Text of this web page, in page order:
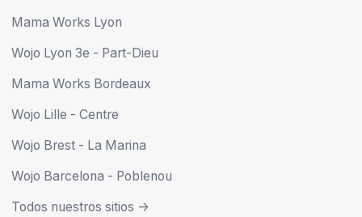
Mama Works Lyon
Wojo Lyon 3e - Part-Dieu
Mama Works Bordeaux
Wojo Lille - Centre
Wojo Brest - La Marina
Wojo Barcelona - Poblenou
Todos nuestros sitios ->